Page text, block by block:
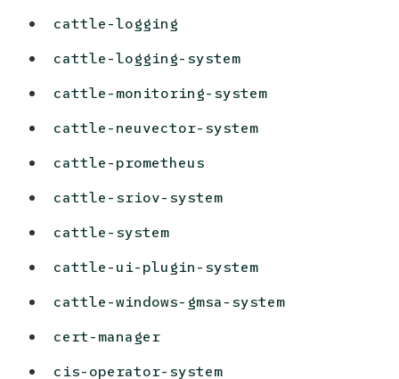
cattle-logging
cattle-logging-system
cattle-monitoring-system
cattle-neuvector-system
cattle-prometheus
cattle-sriov-system
cattle-system
cattle-ui-plugin-system
cattle-windows-gmsa-system
cert-manager
cis-operator-system